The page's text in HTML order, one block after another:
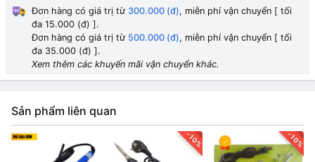
Đơn hàng có giá trị từ 300.000 (đ), miễn phí vận chuyển [ tối
đa 15.000 (đ) ].
Đơn hàng có giá trị từ 500.000 (đ), miễn phí vận chuyển [ tối
đa 35.000 (đ) ].
Xem thêm các khuyến mãi vận chuyển khác.
Sản phẩm liên quan
-10% -10%